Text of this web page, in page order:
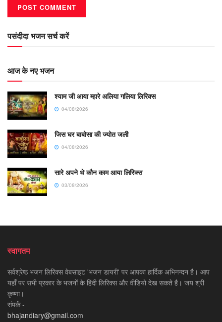
पसंदीदा भजन सर्च करें
आज के नए भजन
श्याम जी आया म्हारे अलिया गलिया लिरिक्स
04/08/2026
जिस घर बाबोसा की ज्योत जली
04/08/2026
सारे अपने थे कौन काम आया लिरिक्स
03/08/2026
स्वागतम
सर्वश्रेष्ठ भजन लिरिक्स वेबसाइट 'भजन डायरी' पर आपका हार्दिक अभिनन्दन है। आप
यहाँ पर सभी प्रकार के भजनों के हिंदी लिरिक्स और वीडियो देख सकते है। जय श्री
कृष्णा।
संपर्क -
bhajandiary@gmail.com